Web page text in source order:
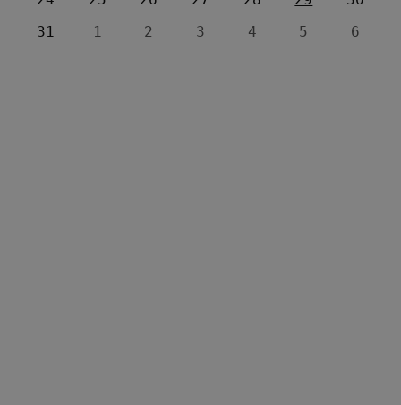
31
1 2 3 4 5 6